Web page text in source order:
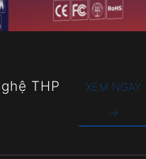
THP
XEM NGAY
→